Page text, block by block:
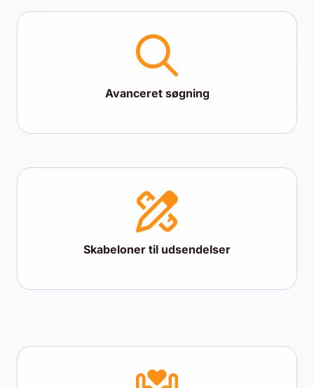
Avanceret søgning
Skabeloner til udsendelser